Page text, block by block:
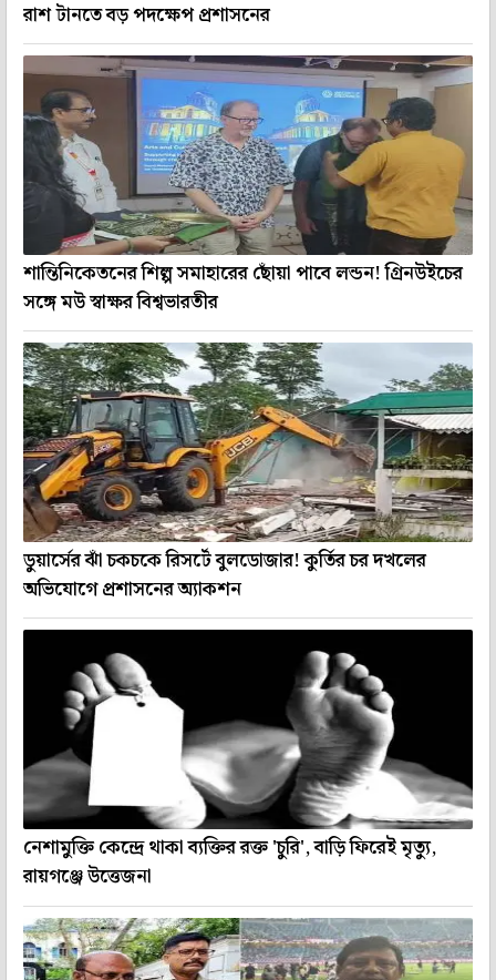
রাশ টানতে বড় পদক্ষেপ প্রশাসনের
শান্তিনিকেতনের শিল্প সমাহারের ছোঁয়া পাবে লন্ডন! গ্রিনউইচের
সঙ্গে মউ স্বাক্ষর বিশ্বভারতীর
ডুয়ার্সের ঝাঁ চকচকে রিসর্টে বুলডোজার! কুর্তির চর দখলের
অভিযোগে প্রশাসনের অ্যাকশন
নেশামুক্তি কেন্দ্রে থাকা ব্যক্তির রক্ত 'চুরি', বাড়ি ফিরেই মৃত্যু,
রায়গঞ্জে উত্তেজনা